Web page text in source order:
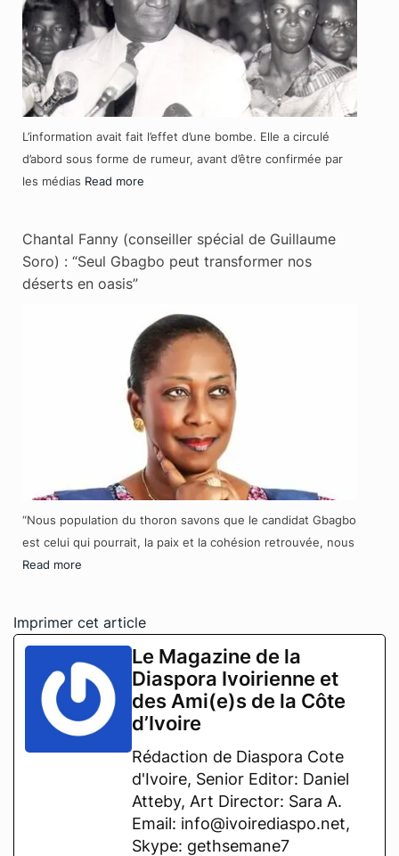
L’information avait fait l’effet d’une bombe. Elle a circulé
d’abord sous forme de rumeur, avant d’être confirmée par
les médias Read more
Chantal Fanny (conseiller spécial de Guillaume
Soro) : “Seul Gbagbo peut transformer nos
déserts en oasis”
“Nous population du thoron savons que le candidat Gbagbo
est celui qui pourrait, la paix et la cohésion retrouvée, nous
Read more
Imprimer cet article
Le Magazine de la
Diaspora Ivoirienne et
des Ami(e)s de la Côte
d’Ivoire
Rédaction de Diaspora Cote
d'Ivoire, Senior Editor: Daniel
Atteby, Art Director: Sara A.
Email: info@ivoirediaspo.net,
Skype: gethsemane7